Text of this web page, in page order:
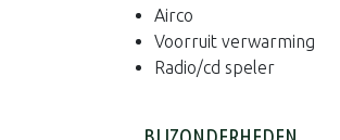
Airco
Voorruit verwarming
Radio/cd speler